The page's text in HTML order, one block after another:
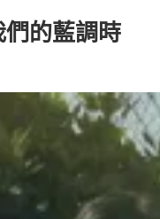
的藍調時